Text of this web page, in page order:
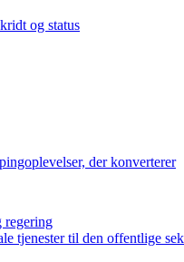
og status
der konverterer
regering
tjenester til den offentlige